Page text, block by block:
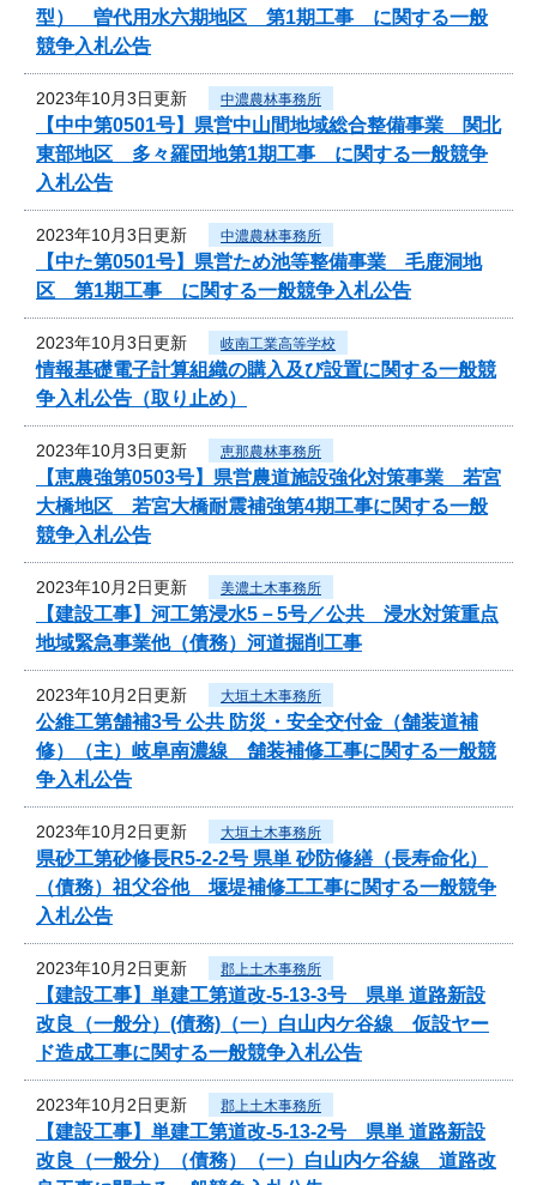
型） 曽代用水六期地区 第1期工事 に関する一般
競争入札公告
2023年10月3日更新 中濃農林事務所
【中中第0501号】県営中山間地域総合整備事業 関北
東部地区 多々羅団地第1期工事 に関する一般競争
入札公告
2023年10月3日更新 中濃農林事務所
【中た第0501号】県営ため池等整備事業 毛鹿洞地
区 第1期工事 に関する一般競争入札公告
2023年10月3日更新 岐南工業高等学校
情報基礎電子計算組織の購入及び設置に関する一般競
争入札公告（取り止め）
2023年10月3日更新 恵那農林事務所
【恵農強第0503号】県営農道施設強化対策事業 若宮
大橋地区 若宮大橋耐震補強第4期工事に関する一般
競争入札公告
2023年10月2日更新 美濃土木事務所
【建設工事】河工第浸水5－5号／公共 浸水対策重点
地域緊急事業他（債務）河道掘削工事
2023年10月2日更新 大垣土木事務所
公維工第舗補3号 公共 防災・安全交付金（舗装道補
修）（主）岐阜南濃線 舗装補修工事に関する一般競
争入札公告
2023年10月2日更新 大垣土木事務所
県砂工第砂修長R5-2-2号 県単 砂防修繕（長寿命化）
（債務）祖父谷他 堰堤補修工工事に関する一般競争
入札公告
2023年10月2日更新 郡上土木事務所
【建設工事】単建工第道改-5-13-3号 県単 道路新設
改良（一般分）(債務)（一）白山内ケ谷線 仮設ヤー
ド造成工事に関する一般競争入札公告
2023年10月2日更新 郡上土木事務所
【建設工事】単建工第道改-5-13-2号 県単 道路新設
改良（一般分）（債務）（一）白山内ケ谷線 道路改